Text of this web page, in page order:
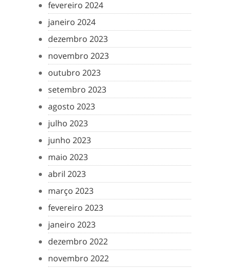
fevereiro 2024
janeiro 2024
dezembro 2023
novembro 2023
outubro 2023
setembro 2023
agosto 2023
julho 2023
junho 2023
maio 2023
abril 2023
março 2023
fevereiro 2023
janeiro 2023
dezembro 2022
novembro 2022